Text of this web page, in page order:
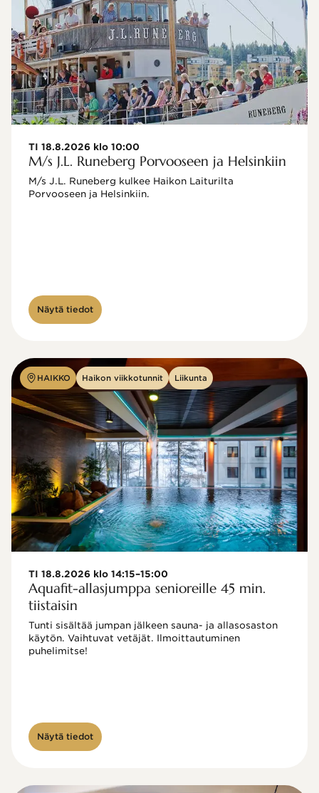
TI 18.8.2026 klo 10:00
M/s J.L. Runeberg Porvooseen ja Helsinkiin
M/s J.L. Runeberg kulkee Haikon Laiturilta
Porvooseen ja Helsinkiin.
Näytä tiedot
HAIKKO Haikon viikkotunnit Liikunta
TI 18.8.2026 klo 14:15–15:00
Aquafit-allasjumppa senioreille 45 min.
tiistaisin
Tunti sisältää jumpan jälkeen sauna- ja allasosaston
käytön. Vaihtuvat vetäjät. Ilmoittautuminen
puhelimitse!
Näytä tiedot